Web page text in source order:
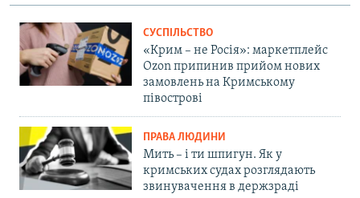
СУСПІЛЬСТВО
«Крим – не Росія»: маркетплейс
Ozon припинив прийом нових
замовлень на Кримському
півострові
ПРАВА ЛЮДИНИ
Мить – і ти шпигун. Як у
кримських судах розглядають
звинувачення в держзраді